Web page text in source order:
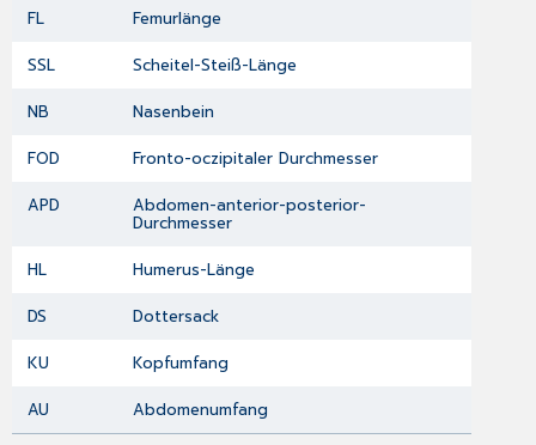
FL Femurlänge
SSL Scheitel-Steiß-Länge
NB Nasenbein
FOD Fronto-oczipitaler Durchmesser
APD Abdomen-anterior-posterior-
Durchmesser
HL Humerus-Länge
DS Dottersack
KU Kopfumfang
AU Abdomenumfang